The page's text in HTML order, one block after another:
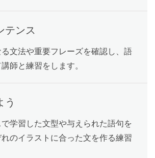
ディング
are going out together.
いて話してみましょう。
ト
内容をおさらいします。
テンス
文法や重要フレーズを確認し、語
師と練習をします。
う
学習した文型や与えられた語句を
のイラストに合った文を作る練習